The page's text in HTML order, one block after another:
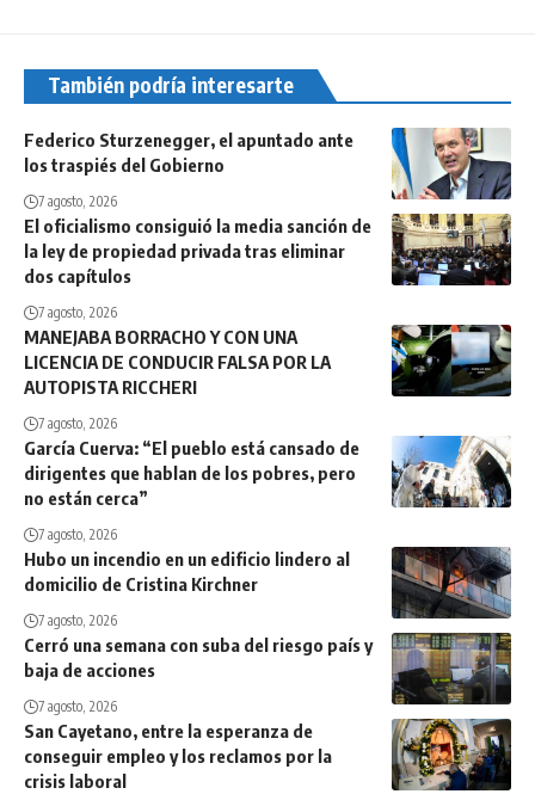
También podría interesarte
Federico Sturzenegger, el apuntado ante
los traspiés del Gobierno
7 agosto, 2026
El oficialismo consiguió la media sanción de
la ley de propiedad privada tras eliminar
dos capítulos
7 agosto, 2026
MANEJABA BORRACHO Y CON UNA
LICENCIA DE CONDUCIR FALSA POR LA
AUTOPISTA RICCHERI
7 agosto, 2026
García Cuerva: “El pueblo está cansado de
dirigentes que hablan de los pobres, pero
no están cerca”
7 agosto, 2026
Hubo un incendio en un edificio lindero al
domicilio de Cristina Kirchner
7 agosto, 2026
Cerró una semana con suba del riesgo país y
baja de acciones
7 agosto, 2026
San Cayetano, entre la esperanza de
conseguir empleo y los reclamos por la
crisis laboral